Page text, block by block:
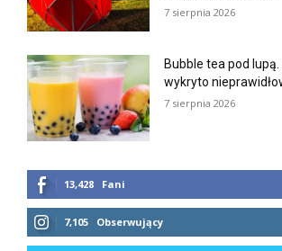
7 sierpnia 2026
Bubble tea pod lupą.
wykryto
7 sierpnia 2026
13,428 Fani
7,105 Obserwujący